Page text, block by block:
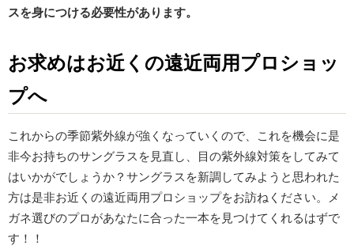
スを身につける必要性があります。
お求めはお近くの遠近両用プロショッ
プへ
これからの季節紫外線が強くなっていくので、これを機会に是
非今お持ちのサングラスを見直し、目の紫外線対策をしてみて
はいかがでしょうか？サングラスを新調してみようと思われた
方は是非お近くの遠近両用プロショップをお訪ねください。メ
ガネ選びのプロがあなたに合った一本を見つけてくれるはずで
す！！